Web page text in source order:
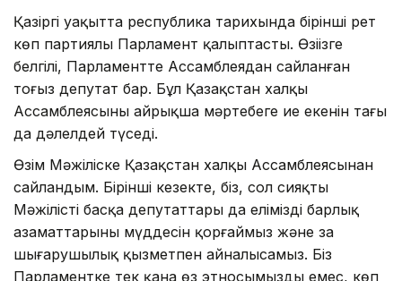
Қазіргі уақытта республика тарихында бірінші рет
көп партиялы Парламент қалыптасты. Өзіңізге
белгілі, Парламентте Ассамблеядан сайланған
тоғыз депутат бар. Бұл Қазақстан халқы
Ассамблеясының айрықша мәртебеге ие екенін тағы
да дәлелдей түседі.
Өзім Мәжіліске Қазақстан халқы Ассамблеясынан
сайландым. Бірінші кезекте, біз, сол сияқты
Мәжілістің басқа депутаттары да еліміздің барлық
азаматтарының мүддесін қорғаймыз және заң
шығарушылық қызметпен айналысамыз. Біз
Парламентке тек қана өз этносымыздың емес, көп